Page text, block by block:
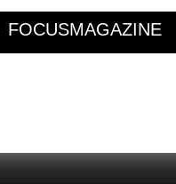
FOCUSMAGAZINE